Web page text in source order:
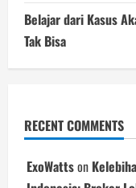
Belajar dari Kasus
Tak Bisa
RECENT COMMENTS
ExoWattson